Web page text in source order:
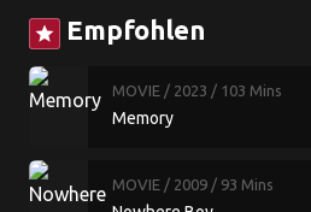
star Empfohlen
MOVIE / 2023 / 103 Mins
Memory
MOVIE / 2009 / 93 Mins